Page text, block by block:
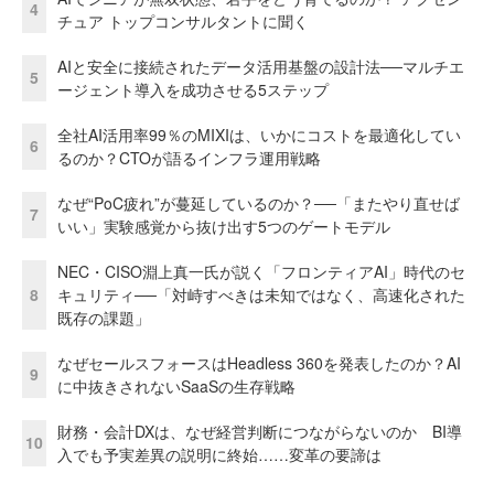
4
チュア トップコンサルタントに聞く
5
AIと安全に接続されたデータ活用基盤の設計法──マルチエ
ージェント導入を成功させる5ステップ
6
全社AI活用率99％のMIXIは、いかにコストを最適化してい
るのか？CTOが語るインフラ運用戦略
7
なぜ“PoC疲れ”が蔓延しているのか？──「またやり直せば
いい」実験感覚から抜け出す5つのゲートモデル
8
NEC・CISO淵上真一氏が説く「フロンティアAI」時代のセ
キュリティ──「対峙すべきは未知ではなく、高速化された
既存の課題」
9
なぜセールスフォースはHeadless 360を発表したのか？AI
に中抜きされないSaaSの生存戦略
10
財務・会計DXは、なぜ経営判断につながらないのか BI導
入でも予実差異の説明に終始……変革の要諦は